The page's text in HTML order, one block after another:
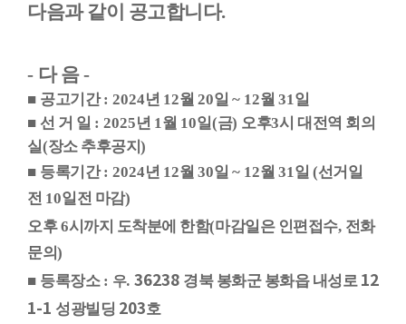
다음과 같이 공고합니다.
- 다 음-
■ 공고기간: 2024년 12월 20일 ~ 12월 31일
■ 선 거 일 : 2025년 1월 10일(금) 오후3시 대전역 회의
실(장소 추후공지 )
■ 등록기간: 2024년 12월 30일 ~ 12월 31일 (선거일
전 10일전 마감)
오후6시까지 도착분에 한함(마감일은 인편접수, 전화
문의)
■ 등록장소 : 우. 36238 경북 봉화군 봉화읍 내성로 12
1-1 성광빌딩 203호